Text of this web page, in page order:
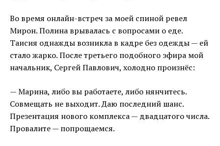
Во время онлайн-встреч за моей спиной ревел
Мирон. Полина врывалась с вопросами о еде.
Таисия однажды возникла в кадре без одежды — ей
стало жарко. После третьего подобного эфира мой
начальник, Сергей Павлович, холодно произнёс:
— Марина, либо вы работаете, либо нянчитесь.
Совмещать не выходит. Даю последний шанс.
Презентация нового комплекса — двадцатого числа.
Провалите — попрощаемся.